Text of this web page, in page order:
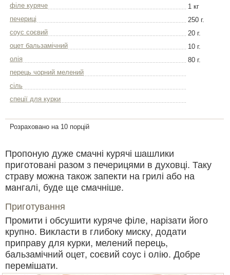
філе куряче
1 кг
печериці
250 г.
соус соєвий
20 г.
оцет бальзамічний
10 г.
олія
80 г.
перець чорний мелений
сіль
спеції для курки
Розраховано на 10 порцій
Пропоную дуже смачні курячі шашлики
приготовані разом з печерицями в духовці. Таку
страву можна також запекти на грилі або на
мангалі, буде ще смачніше.
Приготування
Промити і обсушити куряче філе, нарізати його
крупно. Викласти в глибоку миску, додати
приправу для курки, мелений перець,
бальзамічний оцет, соєвий соус і олію. Добре
перемішати.